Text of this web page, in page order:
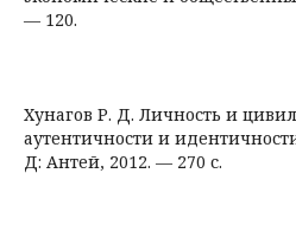
— 120.
Хунагов Р. Д. Личность и
аутентичности и
Д: Антей, 2012. — 270 с.